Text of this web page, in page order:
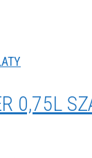
0,75L